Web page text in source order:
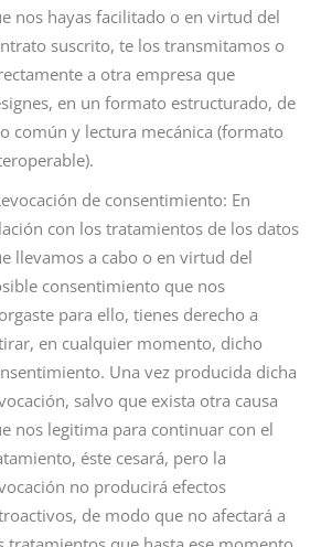
nos hayas facilitado o en virtud del
suscrito, te los transmitamos o
a otra empresa que
en un formato estructurado, de
común y lectura mecánica (formato
de consentimiento: En
con los tratamientos de los datos
llevamos a cabo o en virtud del
consentimiento que nos
para ello, tienes derecho a
en cualquier momento, dicho
Una vez producida dicha
salvo que exista otra causa
nos legitima para continuar con el
éste cesará, pero la
no producirá efectos
de modo que no afectará a